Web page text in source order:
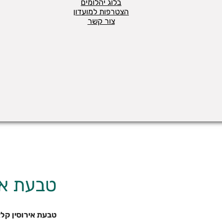
בלוג יהלומים
הצטרפות למועדון
צור קשר
טבעת
טבעת אירוסין קלאסית זהב 14